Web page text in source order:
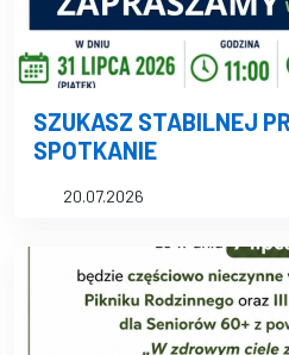
SZUKASZ STABILNEJ
SPOTKANIE
20.07.2026